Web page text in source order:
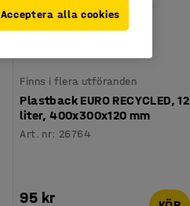
Finns i flera utföranden
Plastback EURO RECYCLED, 12
liter, 400x300x120 mm
Art. nr: 26764
95 kr
Acceptera alla cookies